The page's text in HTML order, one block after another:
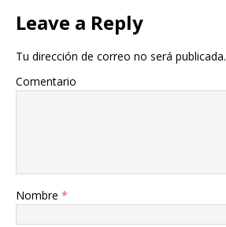
Leave a Reply
Tu dirección de correo no será publicada.
Comentario
Nombre *